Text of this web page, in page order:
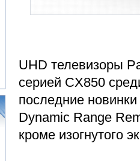
UHD телевизоры
серией CX850
последние
Dynamic Range
кроме изогнутого